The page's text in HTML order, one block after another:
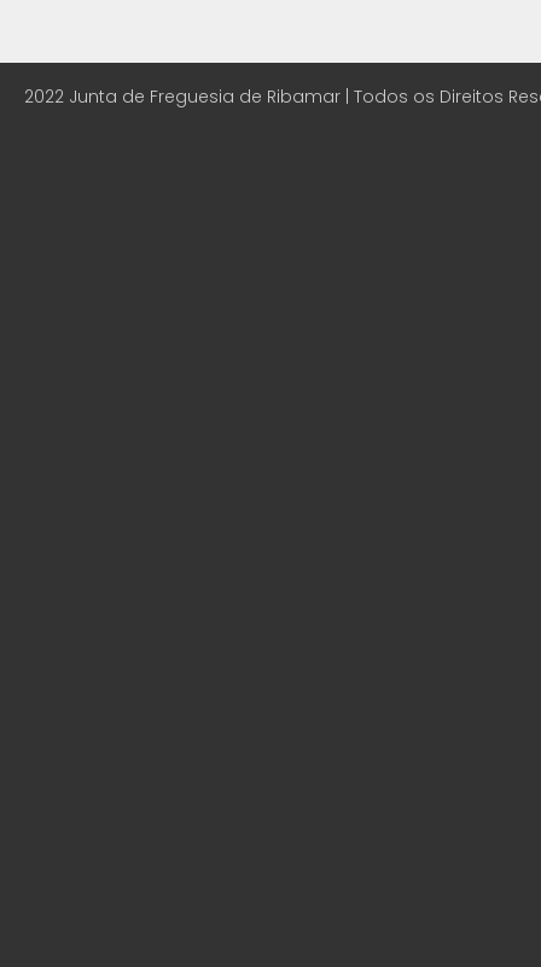
2022 Junta de Freguesia de Ribamar | Todos os Direitos